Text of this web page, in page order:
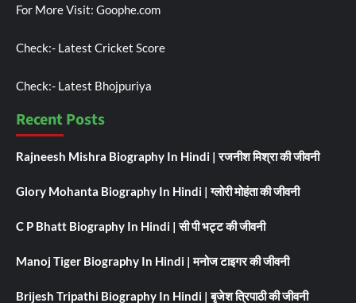
For More Visit: Goophe.com
Check:- Latest Cricket Score
Check:- Latest Bhojpuriya
Recent Posts
Rajneesh Mishra Biography In Hindi | रजनीश मिश्रा की जीवनी
Glory Mohanta Biography In Hindi | ग्लोरी मोहंता की जीवनी
C P Bhatt Biography In Hindi | सी पी भट्ट की जीवनी
Manoj Tiger Biography In Hindi | मनोज टाइगर की जीवनी
Brijesh Tripathi Biography In Hindi | बृजेश त्रिपाठी की जीवनी